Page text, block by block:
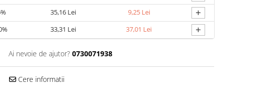
35,16 Lei 9,25 Lei +
33,31 Lei 37,01 Lei +
Ai nevoie de ajutor? 0730071938
Cere informatii